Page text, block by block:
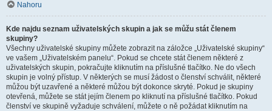
Nahoru
Kde najdu seznam uživatelských skupin a jak se můžu stát členem
skupiny?
Všechny uživatelské skupiny můžete zobrazit na záložce „Uživatelské skupiny“
ve vašem „Uživatelském panelu“. Pokud se chcete stát členem některé z
uživatelských skupin, pokračujte kliknutím na příslušné tlačítko. Ne do všech
skupin je volný přístup. V některých se musí žádost o členství schválit, některé
můžou být uzavřené a některé můžou být dokonce skryté. Pokud je skupiny
otevřená, můžete se stát jejím členem po kliknutí na příslušné tlačítko. Pokud
členství ve skupině vyžaduje schválení, můžete o ně požádat kliknutím na